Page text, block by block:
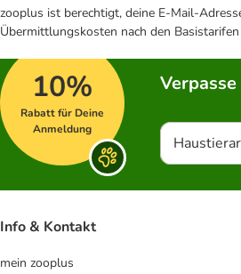
zooplus ist berechtigt, deine E-Mail-
Übermittlungskosten nach den
10%
Rabatt für Deine
Anmeldung
Info & Kontakt
mein zooplus